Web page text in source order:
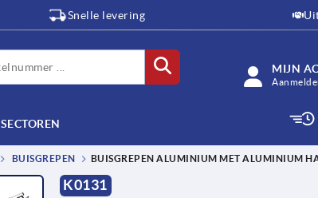
Snelle levering
MIJN
SECTOREN
BUISGREPEN BUISGREPEN ALUMINIUM MET ALUMINIUM
K0131